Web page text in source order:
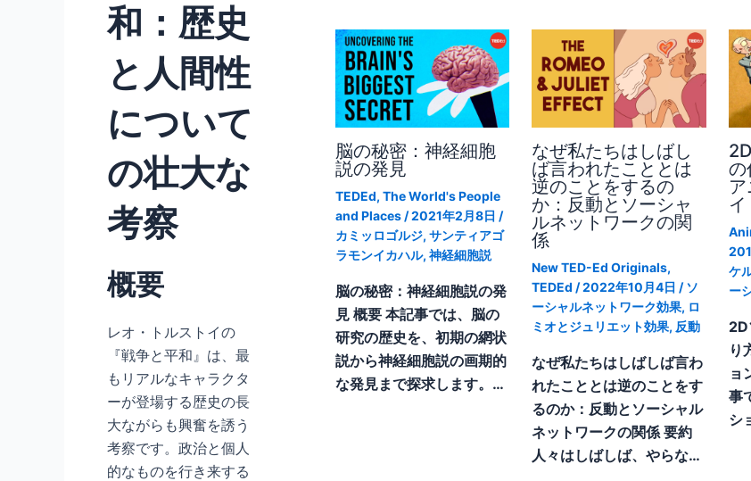
和：歴史
と人間性
について
の壮大な
考察
概要
レオ・トルストイの
『戦争と平和』は、最
もリアルなキャラクタ
ーが登場する歴史の長
大ながらも興奮を誘う
考察です。政治と個人
的なものを行き来する
脳の秘密：神経細胞
説の発見
TEDEd,The World's People
and Places /2021年2月8日 /
カミッロゴルジ,サンティアゴ
ラモンイカハル,神経細胞説
脳の秘密：神経細胞説の発
見 概要 本記事では、脳の
研究の歴史を、初期の網状
説から神経細胞説の画期的
な発見まで探求します。…
なぜ私たちはしばし
ば言われたこととは
逆のことをするの
か：反動とソーシャ
ルネットワークの関
係
New TED-Ed Originals,
TEDEd /2022年10月4日 /ソ
ーシャルネットワーク効果, ロ
ミオとジュリエット効果, 反動
なぜ私たちはしばしば言わ
れたこととは逆のことをす
るのか：反動とソーシャル
ネットワークの関係 要約
人々はしばしば、やらな…
の
イ
ケ
ー
2D
り
ョ
事
シ